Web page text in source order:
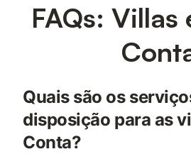
FAQs: Villas
Quais são os
disposição para as
Conta?